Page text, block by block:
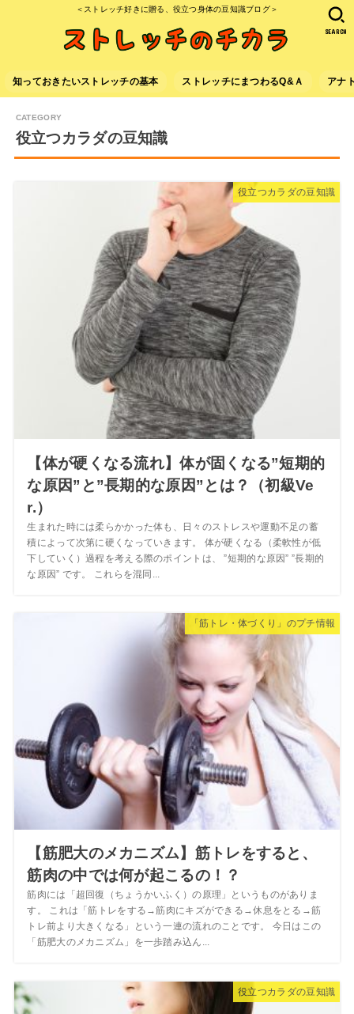
＜ストレッチ好きに贈る、役立つ身体の豆知識ブログ＞
知っておきたいストレッチの基本 ストレッチにまつわるQ&Ａ アナ
SEARCH
役立つカラダの豆知識
役立つカラダの豆知識
【体が硬くなる流れ】体が固くなる”短期的
な原因”と”長期的な原因”とは？（初級Ve
r.）
生まれた時には柔らかかった体も、日々のストレスや運動不足の蓄
積によって次第に硬くなっていきます。 体が硬くなる（柔軟性が低
下していく）過程を考える際のポイントは、 ”短期的な原因” ”長期的
な原因” です。 これらを混同...
「筋トレ・体づくり」のプチ情報
【筋肥大のメカニズム】筋トレをすると、
筋肉の中では何が起こるの！？
筋肉には「超回復（ちょうかいふく）の原理」というものがありま
す。 これは「筋トレをする→筋肉にキズができる→休息をとる→筋
トレ前より大きくなる」という一連の流れのことです。 今日はこの
「筋肥大のメカニズム」を一歩踏み込ん...
役立つカラダの豆知識